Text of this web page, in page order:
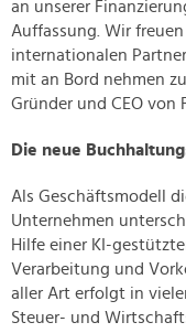
an unserer
Auffassung. Wir
internationalen
mit an Bord nehmen
Gründer und CEO von
Die neue
Als Geschäftsmodell
Unternehmen
Hilfe einer KI-
Verarbeitung und
aller Art erfolgt in
Steuer- und